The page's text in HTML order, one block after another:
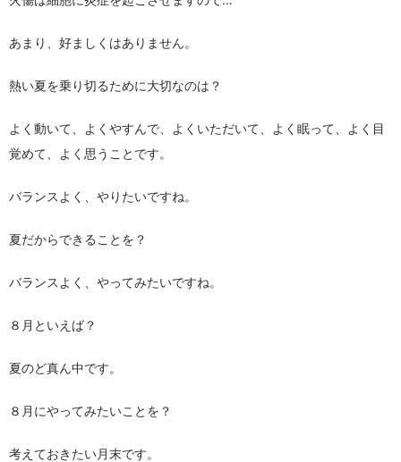
あまり、好ましくはありません。
熱い夏を乗り切るために大切なのは？
よく動いて、よくやすんで、よくいただいて、よく眠って、よく目
覚めて、よく思うことです。
バランスよく、やりたいですね。
夏だからできることを？
バランスよく、やってみたいですね。
８月といえば？
夏のど真ん中です。
８月にやってみたいことを？
考えておきたい月末です。